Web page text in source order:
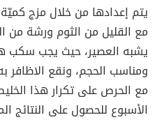
يتم إعدادها من خلال مزج
مع القليل من الثوم ورشة من
يشبه العصير، حيث يجب سكب
ومناسب الحجم، ونقع
مع الحرص على تكرار هذا
الأسبوع للحصول على النتائج